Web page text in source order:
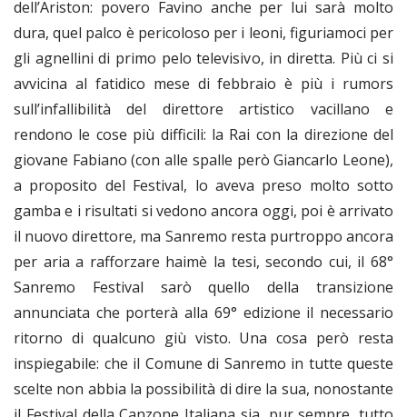
dell’Ariston: povero Favino anche per lui sarà molto
dura, quel palco è pericoloso per i leoni, figuriamoci per
gli agnellini di primo pelo televisivo, in diretta. Più ci si
avvicina al fatidico mese di febbraio è più i rumors
sull’infallibilità del direttore artistico vacillano e
rendono le cose più difficili: la Rai con la direzione del
giovane Fabiano (con alle spalle però Giancarlo Leone),
a proposito del Festival, lo aveva preso molto sotto
gamba e i risultati si vedono ancora oggi, poi è arrivato
il nuovo direttore, ma Sanremo resta purtroppo ancora
per aria a rafforzare haimè la tesi, secondo cui, il 68°
Sanremo Festival sarò quello della transizione
annunciata che porterà alla 69° edizione il necessario
ritorno di qualcuno giù visto. Una cosa però resta
inspiegabile: che il Comune di Sanremo in tutte queste
scelte non abbia la possibilità di dire la sua, nonostante